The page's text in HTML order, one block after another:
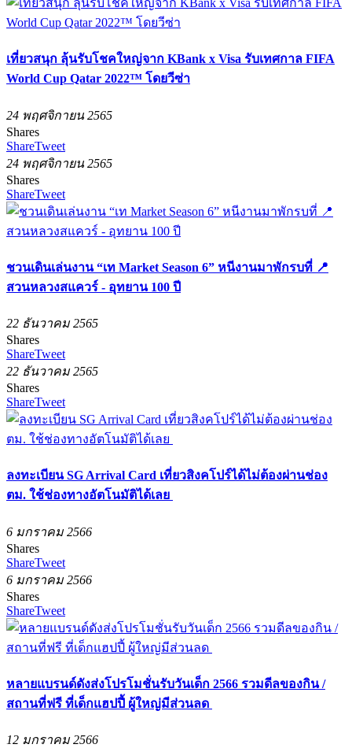
เที่ยวสนุก ลุ้นรับโชคใหญ่จาก KBank x Visa รับเทศกาล FIFA
World Cup Qatar 2022™ โดยวีซ่า
24 พฤศจิกายน 2565
Shares
ShareTweet
24 พฤศจิกายน 2565
Shares
ShareTweet
ชวนเดินเล่นงาน “เท Market Season 6” หนีงานมาพักรบที่ 📍
สวนหลวงสแควร์ - อุทยาน 100 ปี
22 ธันวาคม 2565
Shares
ShareTweet
22 ธันวาคม 2565
Shares
ShareTweet
ลงทะเบียน SG Arrival Card เที่ยวสิงคโปร์ได้ไม่ต้องผ่านช่อง
ตม. ใช้ช่องทางอัตโนมัติได้เลย
6 มกราคม 2566
Shares
ShareTweet
6 มกราคม 2566
Shares
ShareTweet
หลายแบรนด์ดังส่งโปรโมชั่นรับวันเด็ก 2566 รวมดีลของกิน /
สถานที่ฟรี ที่เด็กแฮปปี้ ผู้ใหญ่มีส่วนลด
12 มกราคม 2566